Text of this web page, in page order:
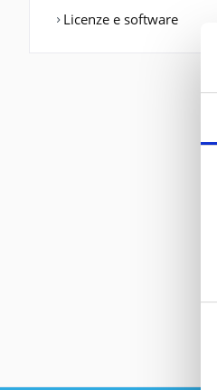
Licenze e software